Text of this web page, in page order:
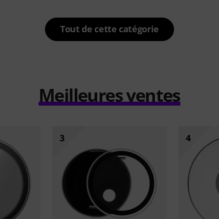
Tout de cette catégorie
Meilleures ventes
3 4